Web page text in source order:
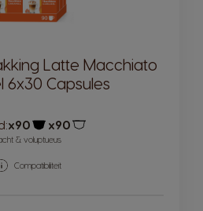
Latte Macchiato
6x30 Capsules
x90
Pictogram capsule
x90
& voluptueus
Compatibiliteit